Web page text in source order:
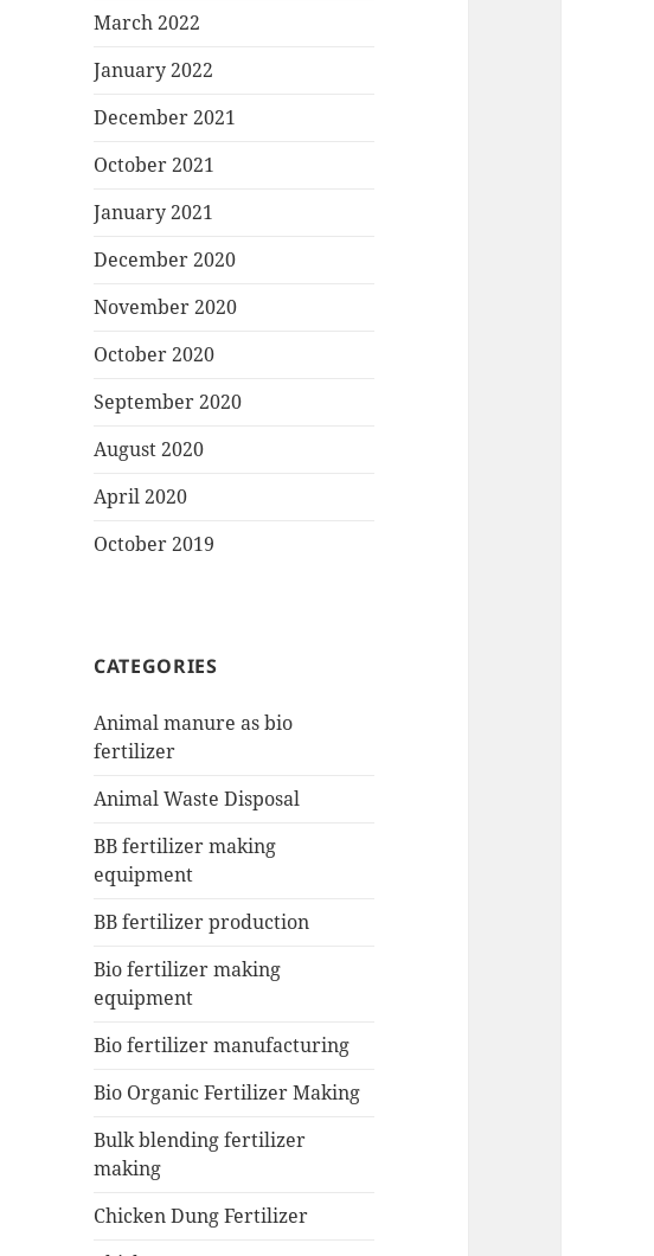
March 2022
January 2022
December 2021
October 2021
January 2021
December 2020
November 2020
October 2020
September 2020
August 2020
April 2020
October 2019
CATEGORIES
Animal manure as bio
fertilizer
Animal Waste Disposal
BB fertilizer making
equipment
BB fertilizer production
Bio fertilizer making
equipment
Bio fertilizer manufacturing
Bio Organic Fertilizer Making
Bulk blending fertilizer
making
Chicken Dung Fertilizer